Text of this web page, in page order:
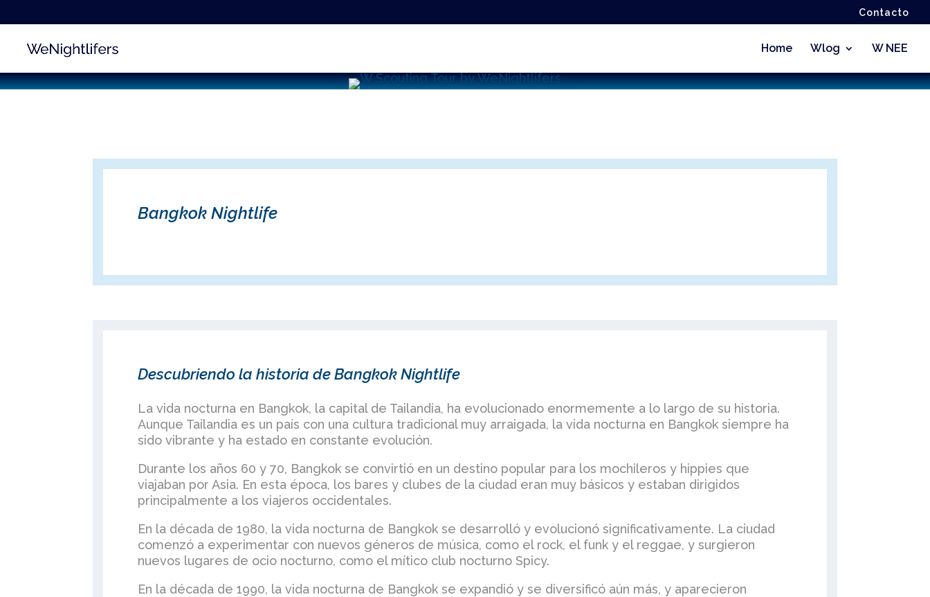
Contacto
Home Wlog W NEE
Bangkok Nightlife
Descubriendo la historia de Bangkok Nightlife
La vida nocturna en Bangkok, la capital de Tailandia, ha evolucionado enormemente a lo largo de su historia.
Aunque Tailandia es un país con una cultura tradicional muy arraigada, la vida nocturna en Bangkok siempre ha
sido vibrante y ha estado en constante evolución.
Durante los años 60 y 70, Bangkok se convirtió en un destino popular para los mochileros y hippies que
viajaban por Asia. En esta época, los bares y clubes de la ciudad eran muy básicos y estaban dirigidos
principalmente a los viajeros occidentales.
En la década de 1980, la vida nocturna de Bangkok se desarrolló y evolucionó significativamente. La ciudad
comenzó a experimentar con nuevos géneros de música, como el rock, el funk y el reggae, y surgieron
nuevos lugares de ocio nocturno, como el mítico club nocturno Spicy.
En la década de 1990, la vida nocturna de Bangkok se expandió y se diversificó aún más, y aparecieron